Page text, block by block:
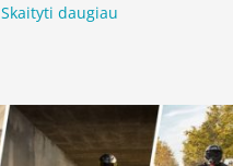
Skaityti daugiau